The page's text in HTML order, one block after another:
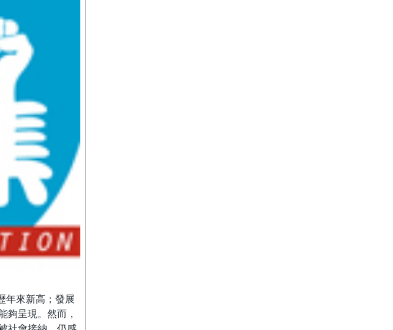
年來新高；發展
夠呈現。然而，